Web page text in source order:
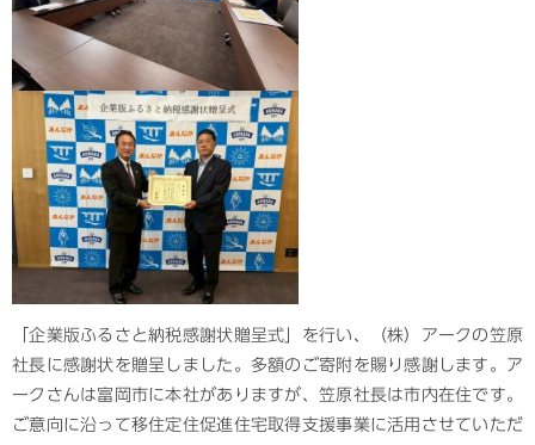
「企業版ふるさと納税感謝状贈呈式」を行い、（株）アークの笠原
社長に感謝状を贈呈しました。多額のご寄附を賜り感謝します。ア
ークさんは富岡市に本社がありますが、笠原社長は市内在住です。
ご意向に沿って移住定住促進住宅取得支援事業に活用させていただ